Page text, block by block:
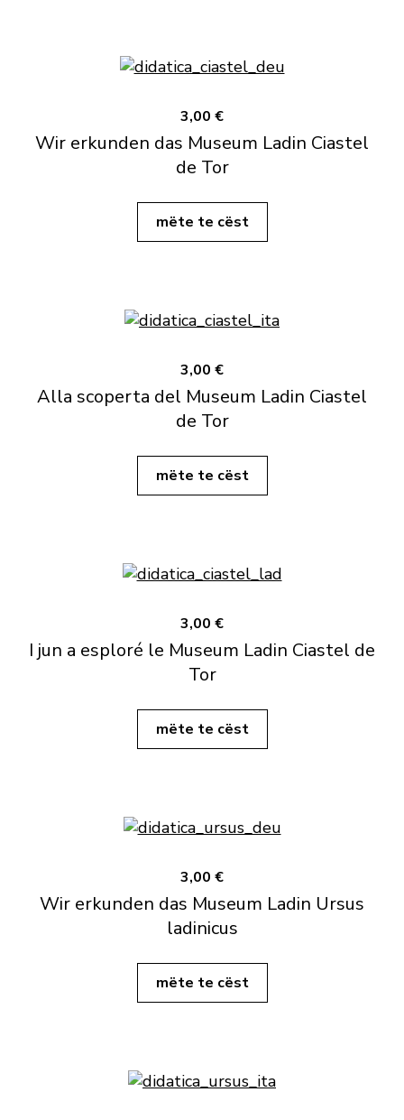
3,00 €
Wir erkunden das Museum Ladin Ciastel
de Tor
mëte te cëst
3,00 €
Alla scoperta del Museum Ladin Ciastel
de Tor
mëte te cëst
3,00 €
I jun a esploré le Museum Ladin Ciastel de
Tor
mëte te cëst
3,00 €
Wir erkunden das Museum Ladin Ursus
ladinicus
mëte te cëst